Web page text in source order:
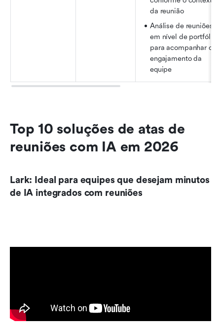
da reunião
Análise de reuniões
em nível de portfólio
para acompanhar o
engajamento da
equipe
Top 10 soluções de atas de
reuniões com IA em 2026
Lark: Ideal para equipes que desejam minutos
de IA integrados com reuniões